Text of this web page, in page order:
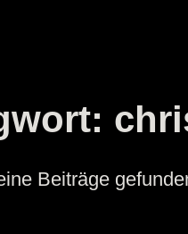
Beiträge